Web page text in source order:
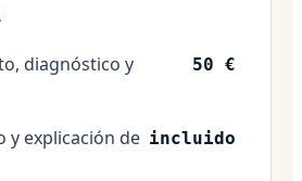
diagnóstico y
50 €
y explicación de incluido